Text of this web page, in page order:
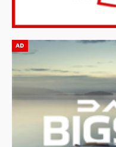
AD